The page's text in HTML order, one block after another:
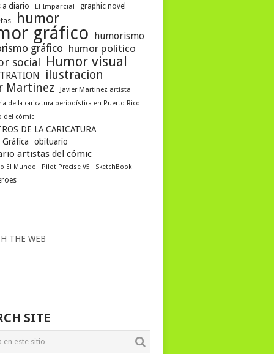
a diario El Imparcial graphic novel
humor
gráfico humorismo
gráfico humor politico
social Humor visual
ilustracion
Martinez
Javier Martinez artista
de la caricatura periodística en Puerto Rico
del cómic
DE LA CARICATURA
obituario
artistas del cómic
El Mundo Pilot Precise V5 SketchBook
THE WEB
SITE